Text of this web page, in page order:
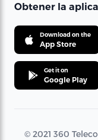
Obtener la
Download on the
App Store
Get it on
Google Play
© 2021 360